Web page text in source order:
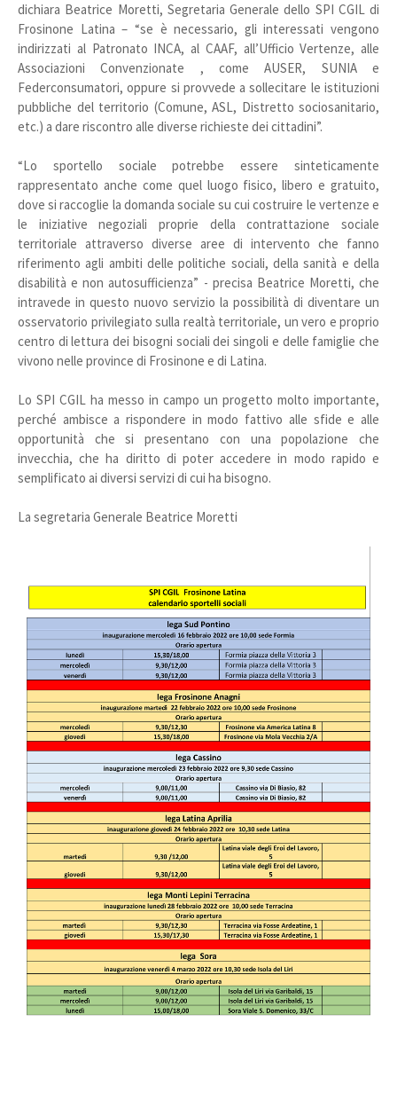
dichiara Beatrice Moretti, Segretaria Generale dello SPI CGIL di
Frosinone Latina – “se è necessario, gli interessati vengono
indirizzati al Patronato INCA, al CAAF, all’Ufficio Vertenze, alle
Associazioni Convenzionate , come AUSER, SUNIA e
Federconsumatori, oppure si provvede a sollecitare le istituzioni
pubbliche del territorio (Comune, ASL, Distretto sociosanitario,
etc.) a dare riscontro alle diverse richieste dei cittadini”.
“Lo sportello sociale potrebbe essere sinteticamente
rappresentato anche come quel luogo fisico, libero e gratuito,
dove si raccoglie la domanda sociale su cui costruire le vertenze e
le iniziative negoziali proprie della contrattazione sociale
territoriale attraverso diverse aree di intervento che fanno
riferimento agli ambiti delle politiche sociali, della sanità e della
disabilità e non autosufficienza” - precisa Beatrice Moretti, che
intravede in questo nuovo servizio la possibilità di diventare un
osservatorio privilegiato sulla realtà territoriale, un vero e proprio
centro di lettura dei bisogni sociali dei singoli e delle famiglie che
vivono nelle province di Frosinone e di Latina.
Lo SPI CGIL ha messo in campo un progetto molto importante,
perché ambisce a rispondere in modo fattivo alle sfide e alle
opportunità che si presentano con una popolazione che
invecchia, che ha diritto di poter accedere in modo rapido e
semplificato ai diversi servizi di cui ha bisogno.
La segretaria Generale Beatrice Moretti